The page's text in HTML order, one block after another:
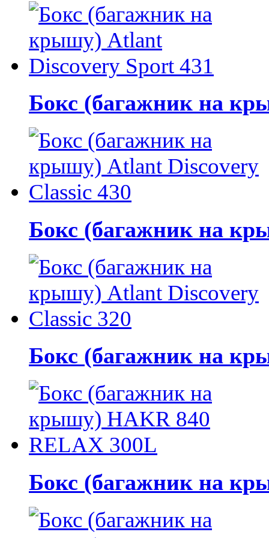
Бокс (багажник на
Бокс (багажник на
Бокс (багажник на
Бокс (багажник на